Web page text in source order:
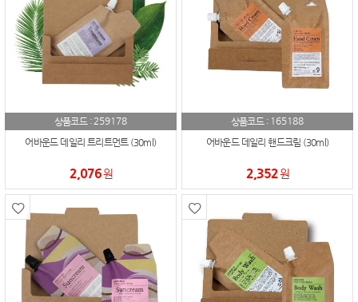
상품코드 :259178
어바운드 데일리 트리트먼트 (30ml)
2,076원
상품코드 : 165188
어바운드 데일리 핸드크림 (30ml)
2,352원